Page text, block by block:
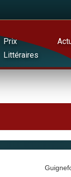
Prix
Littéraires